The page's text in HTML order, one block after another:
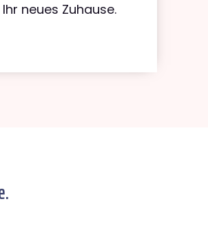
Ihr neues Zuhause.